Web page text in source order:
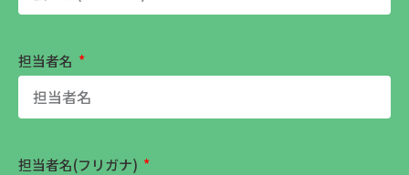
担当者名
担当者名(フリガナ)